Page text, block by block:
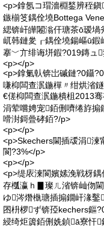
<p>鎿氬コ瑁濇棩鍫辨秷
鏃椾笅鍝佺墝Bottega
緦锛屽皣闂滃仠瑭茶ō瑷
屼韩鏈夎┎鍝佺墝鍚嶇ū鍜
搴﹀亣绯诲垪鍜?019鏄ュ
<p></p>
<p>鎿氭倝锛岀磩鏈?0鑷
嗛枊闆查泦鍦樿〃绀烘渻
€傞枊闆查泦鍦樻柤2013
涓荤嚐娉宠銆侀嚌绻斿
嗗湗鎶曡硣銆?/p>
<p></p>
<p>Skechers閫插叆涓湅
閬?3%</p>
<p></p>
<p>缇庡湅閬嬪嫊浼戦枒
存槬瀛ｈ▊璨ㄦ渻锛屾伆
ゆ涔熸槸瑭插搧鐗屽湪
囨枡椤ず锛孲kechers鏂
綅绮炬簴銆侀姺鍞ā寮忓